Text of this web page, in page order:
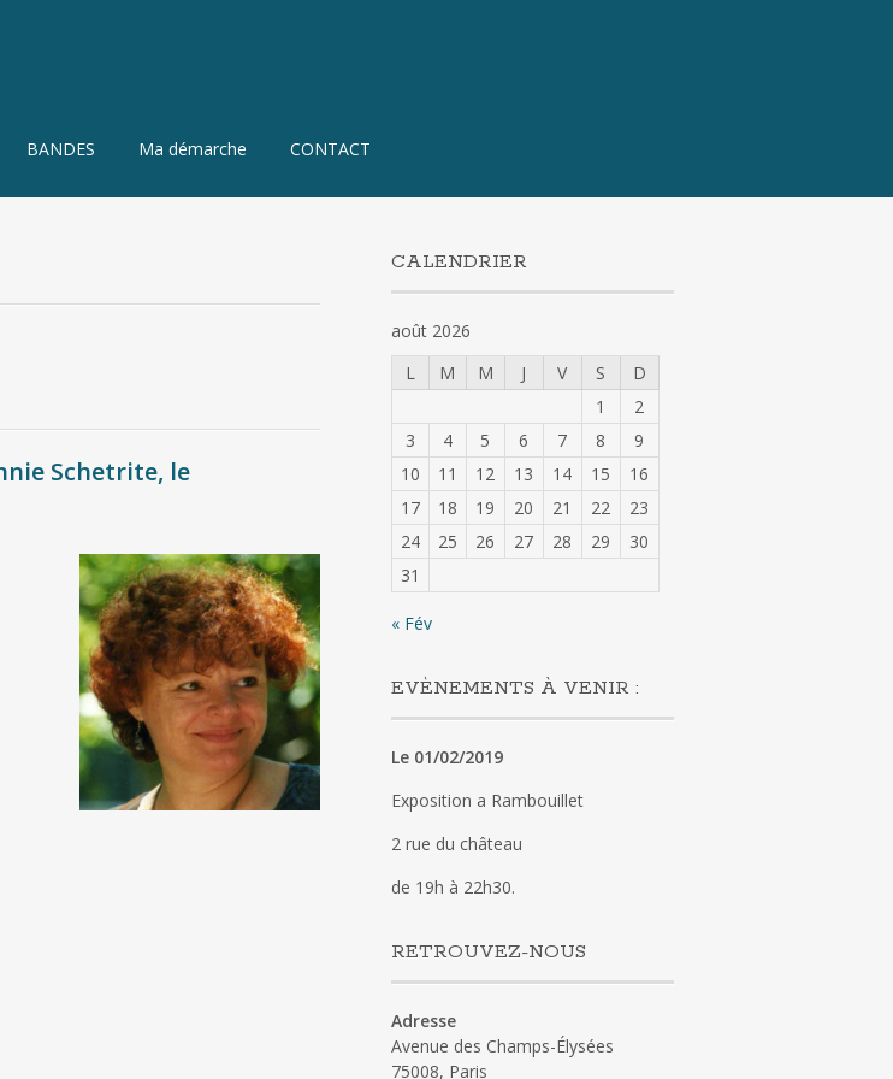
BANDES Ma démarche CONTACT
Schetrite, le
CALENDRIER
août 2026
L
M M J V S
D
1
2
3
4 5 6 7 8
9
10
11 12 13 14 15
16
17
18 19 20 21 22
23
24
25 26 27 28 29
30
31
« Fév
EVÈNEMENTS À VENIR :
Le 01/02/2019
Exposition a Rambouillet
2 rue du château
de 19h à 22h30.
RETROUVEZ-NOUS
Adresse
Avenue des Champs-Élysées
75008, Paris